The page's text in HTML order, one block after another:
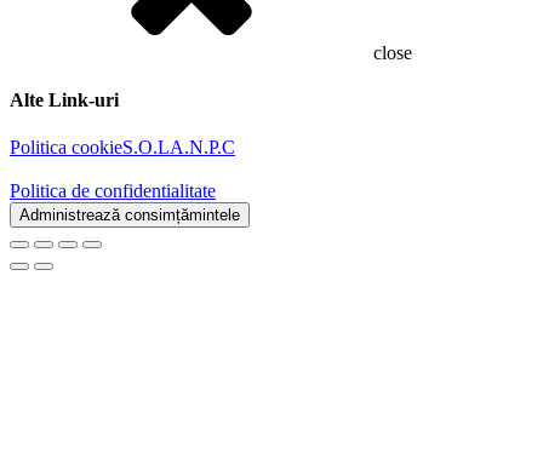
close
Alte Link-uri
Politica cookieS.O.LA.N.P.C
Politica de confidentialitate
Administrează consimțămintele